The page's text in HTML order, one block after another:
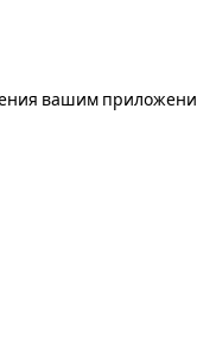
вашим